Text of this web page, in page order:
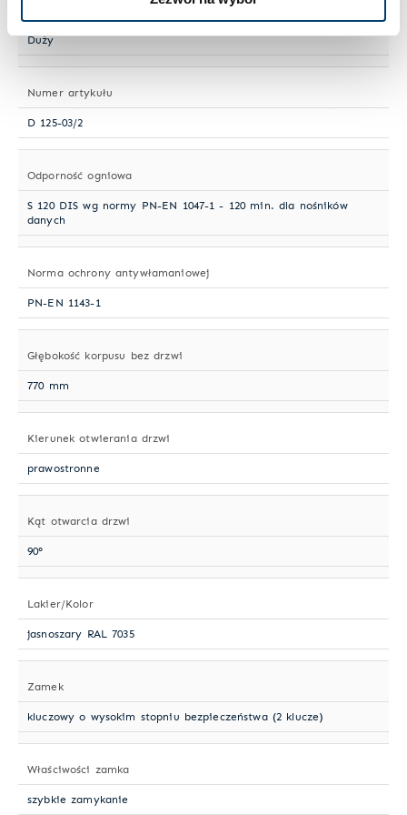
Duży
Numer artykułu
D 125-03/2
Odporność ogniowa
S 120 DIS wg normy PN-EN 1047-1 - 120 min. dla nośników
danych
Norma ochrony antywłamaniowej
PN-EN 1143-1
Głębokość korpusu bez drzwi
770 mm
Kierunek otwierania drzwi
prawostronne
Kąt otwarcia drzwi
90°
Lakier/Kolor
jasnoszary RAL 7035
Zamek
kluczowy o wysokim stopniu bezpieczeństwa (2 klucze)
Właściwości zamka
szybkie zamykanie